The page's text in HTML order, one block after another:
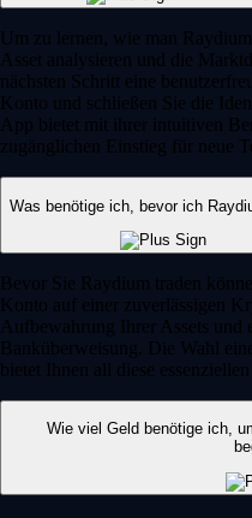
Um zu lernen, wie man
Asset analysieren und die
nächsten Schritt eine
Konto und schließen Sie die
App bietet mit ihrer intuitiven
zugänglichen Einstieg für neue
Was benötige ich, bevor ich
Bevor Sie Raydium traden
Konto auf einer zuverlässigen
Aufbewahrung Ihrer Assets und
Banküberweisung. Die Wahl
bietet Ihnen all diese
Wie viel Geld benötige ich,